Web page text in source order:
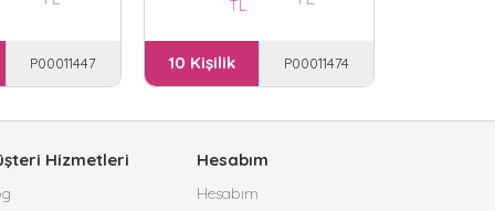
P00011447
TL
10 Kişilik P00011474
Hizmetleri Hesabım
Hesabım